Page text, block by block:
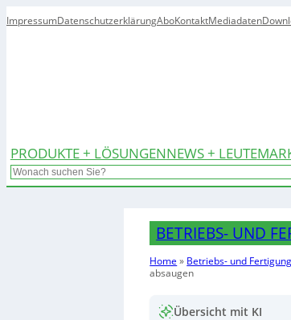
ImpressumDatenschutzerklärungAboKontaktMediadaten
PRODUKTE + LÖSUNGENNEWS + LEUTE
Search
BETRIEBS- UND
Home » Betriebs- und
absaugen
Übersicht mit KI